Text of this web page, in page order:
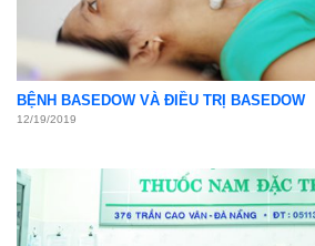
BỆNH BASEDOW VÀ ĐIỀU TRỊ BASEDOW
12/19/2019